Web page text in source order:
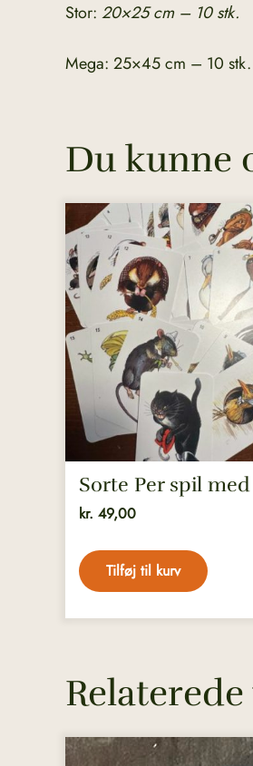
Stor: 20×25 cm – 10 stk.
Mega: 25×45 cm – 10 stk.
Du kunne
Sorte Per spil
kr. 49,00
Tilføj til kurv
Dette